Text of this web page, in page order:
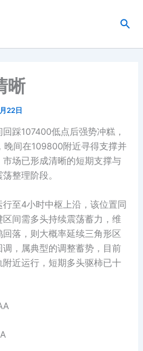
搜
晰
22日
踩107400低点后强势冲糕，
晚间在109800附近寻得支撑并
场已形成清晰的短期支撑与
整理阶段。
至4小时中枢上沿，该位置同
间需多头持续震荡蓄力，维
落，则大概率延续三角形区
，属典型的调整蓄势，目前
近运行，短期多头驱柿已十